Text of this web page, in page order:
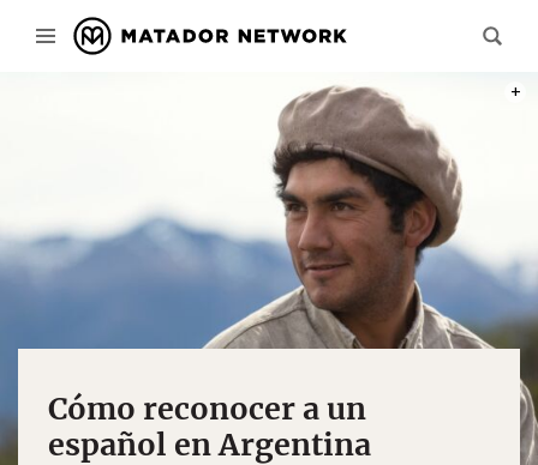
Cómo reconocer a un
español en Argentina